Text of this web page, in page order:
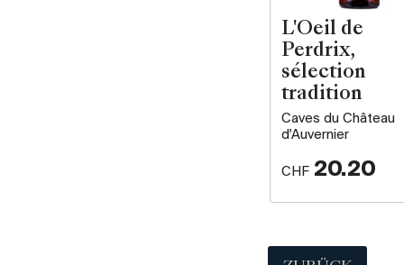
L'Oeil de
Perdrix,
sélection
tradition
Caves du Château
d'Auvernier
CHF 20.20